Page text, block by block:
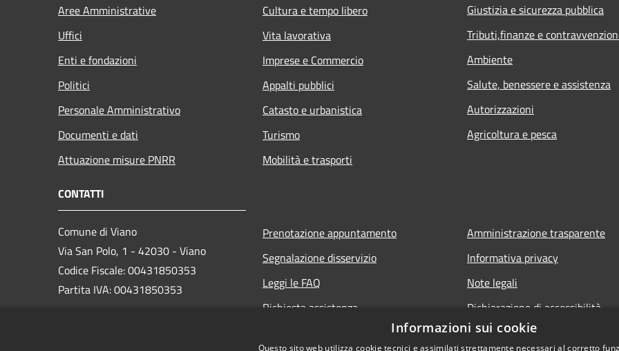
Aree Amministrative
Uffici
Enti e fondazioni
Politici
Personale Amministrativo
Documenti e dati
Attuazione misure PNRR
Cultura e tempo libero
Vita lavorativa
Imprese e Commercio
Appalti pubblici
Catasto e urbanistica
Turismo
Mobilità e trasporti
Giustizia e sicurezza pubblica
Tributi,finanze e
Ambiente
Salute, benessere e assistenza
Autorizzazioni
Agricoltura e pesca
CONTATTI
Comune di Viano
Via San Polo, 1 - 42030 - Viano
Codice Fiscale: 00431850353
Partita IVA: 00431850353
Prenotazione appuntamento
Segnalazione disservizio
Leggi le FAQ
Richiesta assistenza
Amministrazione trasparente
Informativa privacy
Note legali
Dichiarazione di accessibilità
Piano di miglioramento del sito
Informazioni sui cookie
Questo sito web utilizza cookie tecnici e assimilati strettamente necessari al corretto